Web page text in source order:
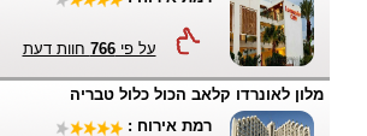
על פי766 חוות דעת
מלון לאונרדו קלאב הכול כלול טבריה
רמת אירוח :